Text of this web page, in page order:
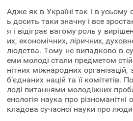
Адже як в Україні так і в усьому
ь досить таки значну і все
я і відіграє вагому роль у
их, економічних, ліричних,
людства. Тому не випадково в
еми молоді стали предметом
нітних міжнародних організацій,
б’єднаних націй та її комітетів.
лоді питаннями молодіжних
енологія наука про різноманітні
кладова сучасної науки про